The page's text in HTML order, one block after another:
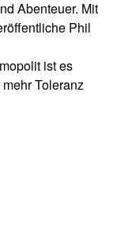
Abenteuer. Mit
Phil
ist es
Toleranz